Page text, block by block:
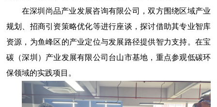
在深圳尚品产业发展咨询有限公司
，双方围绕区域产业
规划、招商引资策略优化等进行座谈，探讨借助其专业智库
资源，为鱼峰区的产业定位与发展路径提供智力支持。在宝
碳（深圳）产业发展有限公司 台山市基地，重点参观低碳环
保领域的实践项目。